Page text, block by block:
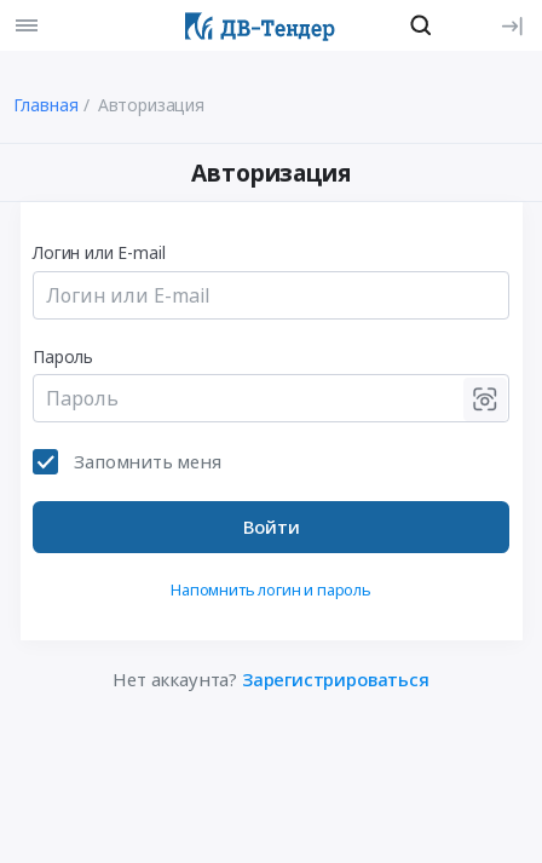
Главная Авторизация
Авторизация
Логин или E-mail
Пароль
Запомнить меня
Войти
Напомнить логин и пароль
Нет аккаунта? Зарегистрироваться